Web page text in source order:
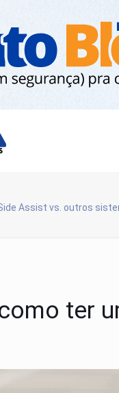
Assist vs. outros
ter